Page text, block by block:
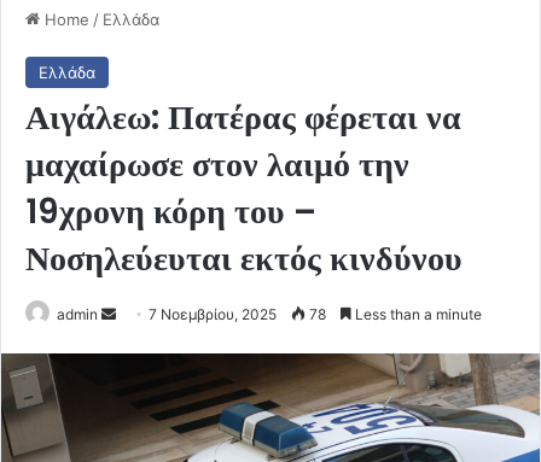
Home / Ελλάδα
Ελλάδα
Αιγάλεω: Πατέρας φέρεται να
μαχαίρωσε στον λαιμό την
19χρονη κόρη του –
Νοσηλεύευται εκτός κινδύνου
admin
Send7 Νοεμβρίου, 2025 78 Less than a minute